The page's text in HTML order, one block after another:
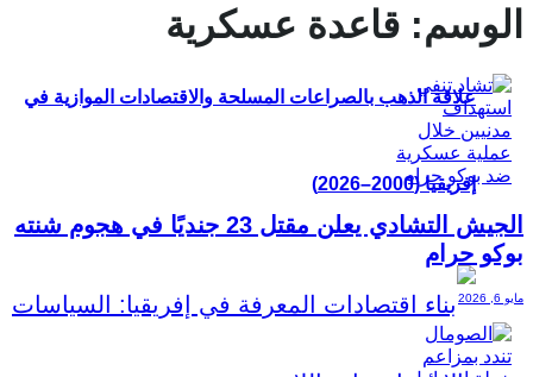
علاقة الذهب بالصراعات المسلحة والاقتصادات الموازية في
إفريقيا (2000–2026)
الوسم: قاعدة عسكرية
الجيش التشادي يعلن مقتل 23 جنديًا في هجوم شنته
بوكو حرام
مايو 6, 2026